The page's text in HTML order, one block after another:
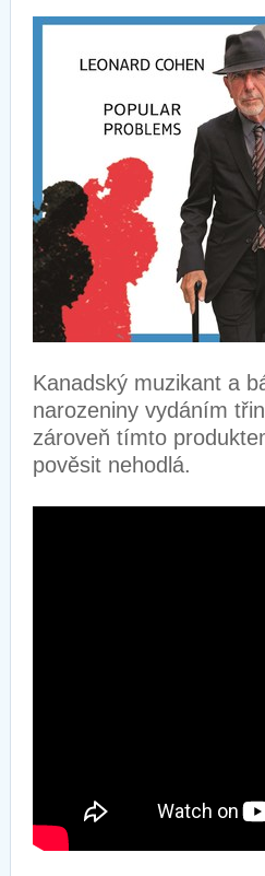
Kanadský muzikant a
narozeniny vydáním
zároveň tímto
pověsit nehodlá.